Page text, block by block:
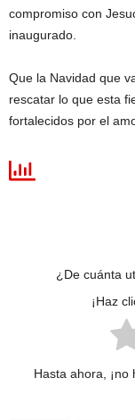
compromiso con
inaugurado.
Que la Navidad que
rescatar lo que esta
fortalecidos por el
¿De cuánta
¡Haz
Hasta ahora,